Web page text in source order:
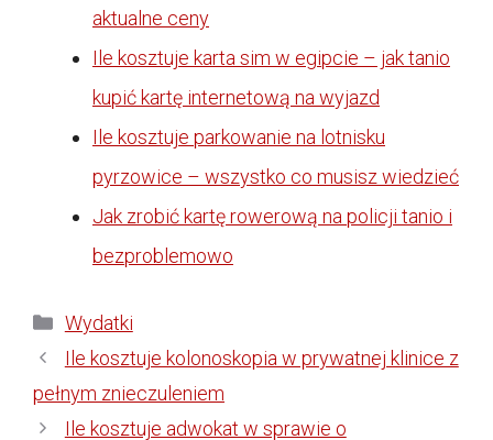
aktualne ceny
Ile kosztuje karta sim w egipcie – jak tanio
kupić kartę internetową na wyjazd
Ile kosztuje parkowanie na lotnisku
pyrzowice – wszystko co musisz wiedzieć
Jak zrobić kartę rowerową na policji tanio i
bezproblemowo
Kategorie
Wydatki
Ile kosztuje kolonoskopia w prywatnej klinice z
pełnym znieczuleniem
Ile kosztuje adwokat w sprawie o